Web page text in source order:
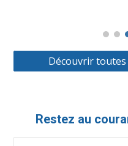
Découvrir
Restez au